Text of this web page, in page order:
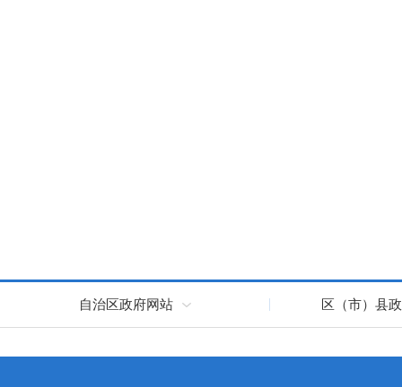
自治区政府网站 区（市）县